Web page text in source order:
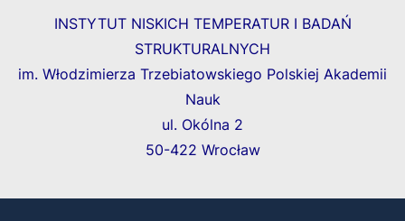
INSTYTUT NISKICH TEMPERATUR I BADAŃ
STRUKTURALNYCH
im. Włodzimierza Trzebiatowskiego Polskiej Akademii
Nauk
ul. Okólna 2
50-422 Wrocław